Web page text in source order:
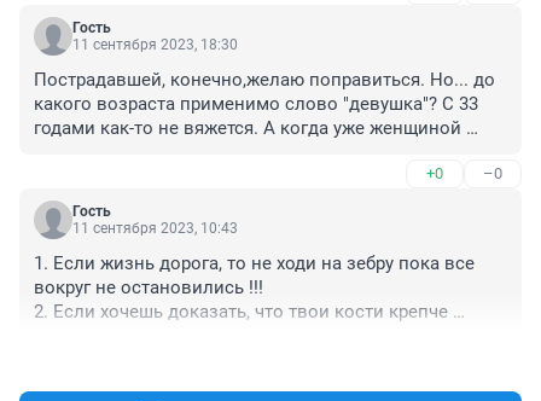
Гость
11 сентября 2023, 18:30
Пострадавшей, конечно,желаю поправиться. Но... до
какого возраста применимо слово "девушка"? С 33
годами как-то не вяжется. А когда уже женщиной
+0 –0
Гость
11 сентября 2023, 10:43
1. Если жизнь дорога, то не ходи на зебру пока все
вокруг не остановились !!!
2. Если хочешь доказать, что твои кости крепче